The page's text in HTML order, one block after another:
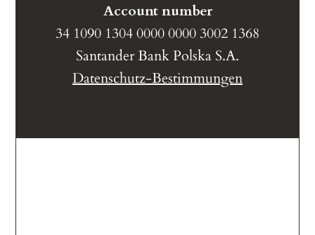
Account number
34 1090 1304 0000 0000 3002 1368
Santander Bank Polska S.A.
Datenschutz-Bestimmungen